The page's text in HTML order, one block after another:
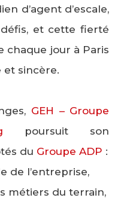
d’agent d’escale,
et cette fierté
chaque jour à Paris
et sincère.
GEH – Groupe
poursuit son
du Groupe ADP :
de l’entreprise,
métiers du terrain,